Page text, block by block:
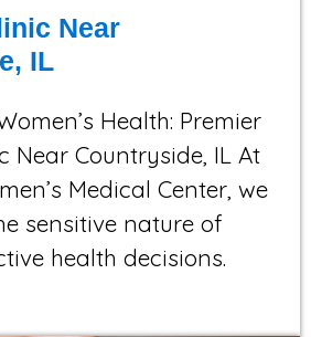
Near
IL
Health: Premier
Near Countryside, IL At
Medical Center, we
sensitive nature of
health decisions.